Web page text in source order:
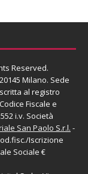
Reserved.
Milano. Sede
al registro
Fiscale e
i.v. Società
San Paolo S.r.l. -
Iscrizione
Sociale €